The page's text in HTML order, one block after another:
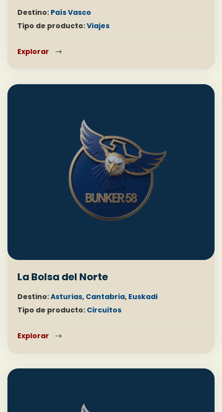
Destino: País Vasco
Tipo de producto:Viajes
Explorar
La Bolsa del Norte
Destino:Asturias, Cantabria, Euskadi
Tipo de producto: Circuitos
Explorar